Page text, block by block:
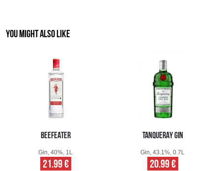
YOU MIGHT ALSO LIKE
BEEFEATER
Gin, 40%, 1L
21.99 €
TANQUERAY GIN
Gin, 43.1%, 0.7L
20.99 €